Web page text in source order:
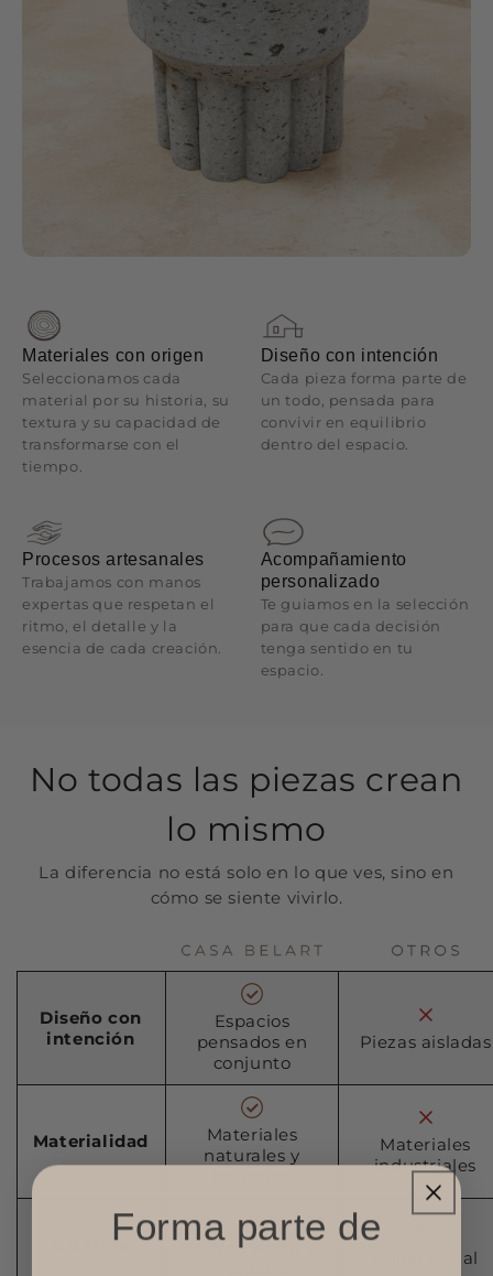
Materiales con origen
Seleccionamos cada
material por su historia, su
textura y su capacidad de
transformarse con el
tiempo.
Diseño con intención
Cada pieza forma parte de
un todo, pensada para
convivir en equilibrio
dentro del espacio.
Procesos artesanales
Trabajamos con manos
expertas que respetan el
ritmo, el detalle y la
esencia de cada creación.
Acompañamiento
personalizado
Te guiamos en la selección
para que cada decisión
tenga sentido en tu
espacio.
No todas las piezas crean
lo mismo
La diferencia no está solo en lo que ves, sino en
cómo se siente vivirlo.
Diseño con
intención
Espacios
pensados en
conjunto
Piezas aisladas
Materialidad
Materiales
naturales y
Materiales
industriales
Estética
Calma visual y
Ruido visual
Forma parte de